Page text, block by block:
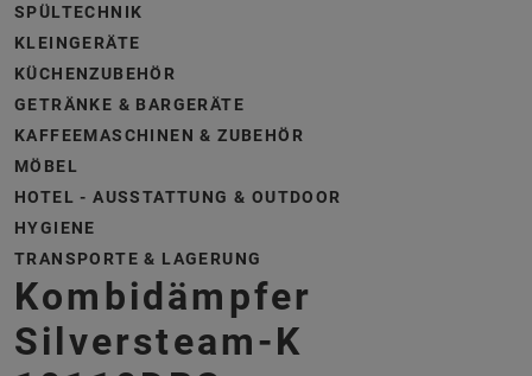
SPÜLTECHNIK
KLEINGERÄTE
KÜCHENZUBEHÖR
GETRÄNKE & BARGERÄTE
KAFFEEMASCHINEN & ZUBEHÖR
MÖBEL
HOTEL - AUSSTATTUNG & OUTDOOR
HYGIENE
TRANSPORTE & LAGERUNG
Kombidämpfer
Silversteam-K